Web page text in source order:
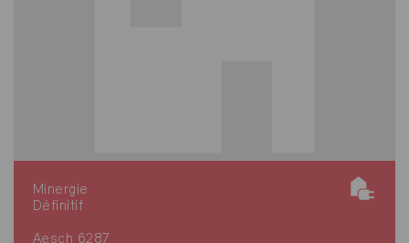
Minergie
Définitif
Aesch 6287